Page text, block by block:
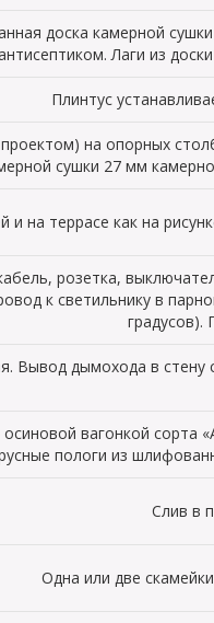
доска камерной
Лаги из
Плинтус
на опорных
сушки 27 мм
и на террасе как на
розетка,
к светильнику в
градусов).
Вывод дымохода в
вагонкой сорта
пологи из
Слив в
Одна или две